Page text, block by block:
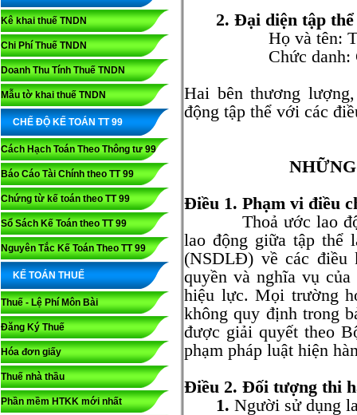
Kê khai thuế TNDN
Chi Phí Thuế TNDN
Doanh Thu Tính Thuế TNDN
Mẫu tờ khai thuế TNDN
CHẾ ĐỘ KẾ TOÁN TT 99
Cách Hạch Toán Theo Thông tư 99
Báo Cáo Tài Chính theo TT 99
Chứng từ kế toán theo TT 99
Sổ Sách Kế Toán theo TT 99
Nguyên Tắc Kế Toán Theo TT 99
KẾ TOÁN THUẾ
Thuế - Lệ Phí Môn Bài
Đăng Ký Thuế
Hóa đơn giấy
Thuế nhà thầu
Phần mềm HTKK mới nhất
2. Đại diện tập
Họ và tên:
Chức danh:
Hai bên thương
động tập thể với các
Điều 1. Phạm vi điều
Thoả ước lao động
lao động giữa tập thể
(NSDLĐ) về các điều
quyền và nghĩa vụ
hiệu lực. Mọi trường
không quy định trong
được giải quyết theo
phạm pháp luật hiện
Điều 2. Đối tượng thi
1. Người sử dụng